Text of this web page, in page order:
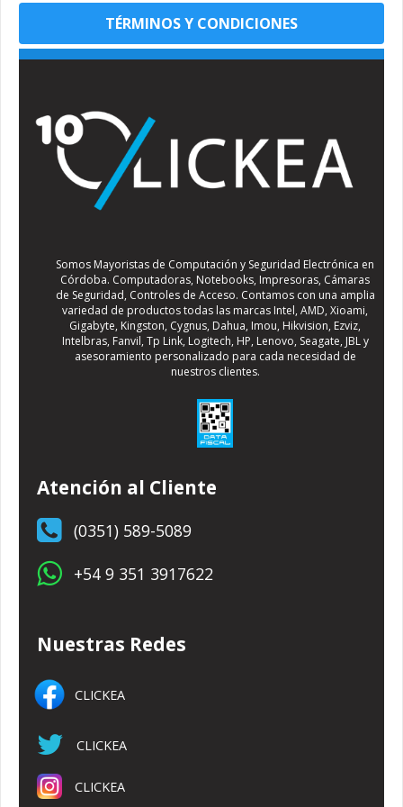
TÉRMINOS Y CONDICIONES
Somos Mayoristas de Computación y Seguridad Electrónica en
Córdoba. Computadoras, Notebooks, Impresoras, Cámaras
de Seguridad, Controles de Acceso. Contamos con una amplia
variedad de productos todas las marcas Intel, AMD, Xioami,
Gigabyte, Kingston, Cygnus, Dahua, Imou, Hikvision, Ezviz,
Intelbras, Fanvil, Tp Link, Logitech, HP, Lenovo, Seagate, JBL y
asesoramiento personalizado para cada necesidad de
nuestros clientes.
Atención al Cliente
(0351) 589-5089
+54 9 351 3917622
Nuestras Redes
CLICKEA
CLICKEA
CLICKEA